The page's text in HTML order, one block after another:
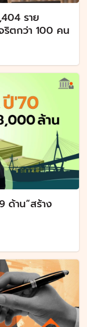
ราย
ริตกว่า 100 คน
ด้าน”สร้าง